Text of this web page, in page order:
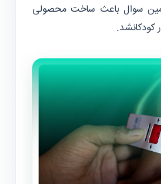
سوال باعث ساخت محصولی
کودکانشد.